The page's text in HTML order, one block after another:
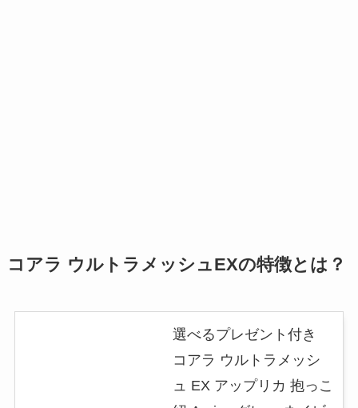
コアラ ウルトラメッシュEXの特徴とは？
選べるプレゼント付き
コアラ ウルトラメッシ
ュ EX アップリカ 抱っこ